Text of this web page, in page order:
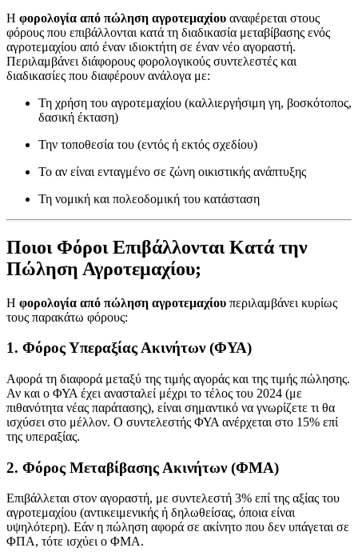
Η φορολογία από πώληση αγροτεμαχίου αναφέρεται στους
φόρους που επιβάλλονται κατά τη διαδικασία μεταβίβασης ενός
αγροτεμαχίου από έναν ιδιοκτήτη σε έναν νέο αγοραστή.
Περιλαμβάνει διάφορους φορολογικούς συντελεστές και
διαδικασίες που διαφέρουν ανάλογα με:
Τη χρήση του αγροτεμαχίου (καλλιεργήσιμη γη, βοσκότοπος,
δασική έκταση)
Την τοποθεσία του (εντός ή εκτός σχεδίου)
Το αν είναι ενταγμένο σε ζώνη οικιστικής ανάπτυξης
Τη νομική και πολεοδομική του κατάσταση
Ποιοι Φόροι Επιβάλλονται Κατά την
Πώληση Αγροτεμαχίου;
Η φορολογία από πώληση αγροτεμαχίου περιλαμβάνει κυρίως
τους παρακάτω φόρους:
1. Φόρος Υπεραξίας Ακινήτων (ΦΥΑ)
Αφορά τη διαφορά μεταξύ της τιμής αγοράς και της τιμής πώλησης.
Αν και ο ΦΥΑ έχει ανασταλεί μέχρι το τέλος του 2024 (με
πιθανότητα νέας παράτασης), είναι σημαντικό να γνωρίζετε τι θα
ισχύσει στο μέλλον. Ο συντελεστής ΦΥΑ ανέρχεται στο 15% επί
της υπεραξίας.
2. Φόρος Μεταβίβασης Ακινήτων (ΦΜΑ)
Επιβάλλεται στον αγοραστή, με συντελεστή 3% επί της αξίας του
αγροτεμαχίου (αντικειμενικής ή δηλωθείσας, όποια είναι
υψηλότερη). Εάν η πώληση αφορά σε ακίνητο που δεν υπάγεται σε
ΦΠΑ, τότε ισχύει ο ΦΜΑ.